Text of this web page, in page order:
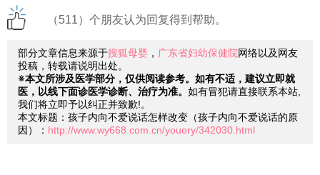
（511）个朋友认为回复得到帮助。
部分文章信息来源于搜狐母婴 ， 广东省妇幼保健院网络以及网友
投稿，转载请说明出处。
※本文所涉及医学部分，仅供阅读参考。如有不适，建议立即就
医，以线下面诊医学诊断、治疗为准。 如有冒犯请直接联系本站,
我们将立即予以纠正并致歉!。
本文标题：孩子内向不爱说话怎样改变（孩子内向不爱说话的原
因）： http://www.wy668.com.cn/youery/342030.html